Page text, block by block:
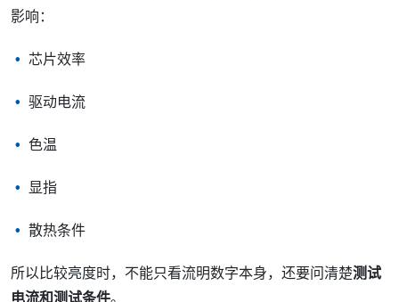
影响：
芯片效率
驱动电流
色温
显指
散热条件
所以比较亮度时，不能只看流明数字本身，还要问清楚测试
电流和测试条件。